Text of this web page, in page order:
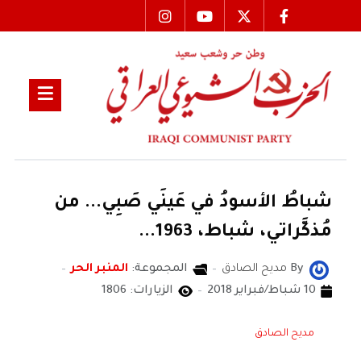
شباطُ الأسودُ في عَينَي صَبِي... من
مُذكَّراتي، شباط، 1963...
By مديح الصادق المجموعة: المنبر الحر
10 شباط/فبراير 2018
الزيارات: 1806
مديح الصادق